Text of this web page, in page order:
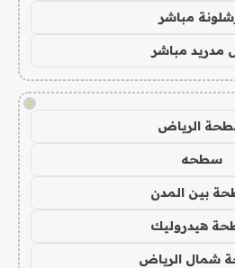
مباشر
مدريد مباشر
!
الرياض
سطحه
بين المدن
هيدروليك
شمال الرياض